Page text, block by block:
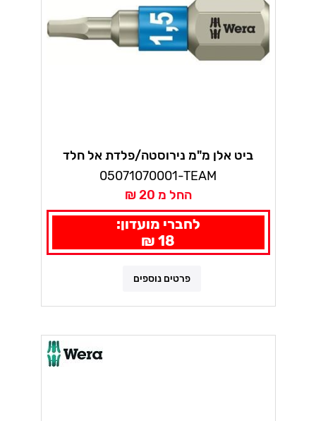
ביט אלן מ"מ נירוסטה/פלדת אל חלד
3840/1 TS אורך 25 מ"מ וורה טורז'ן05071070001-TEAM
החל מ 20 ₪
לחברי מועדון:
18 ₪
פרטים נוספים